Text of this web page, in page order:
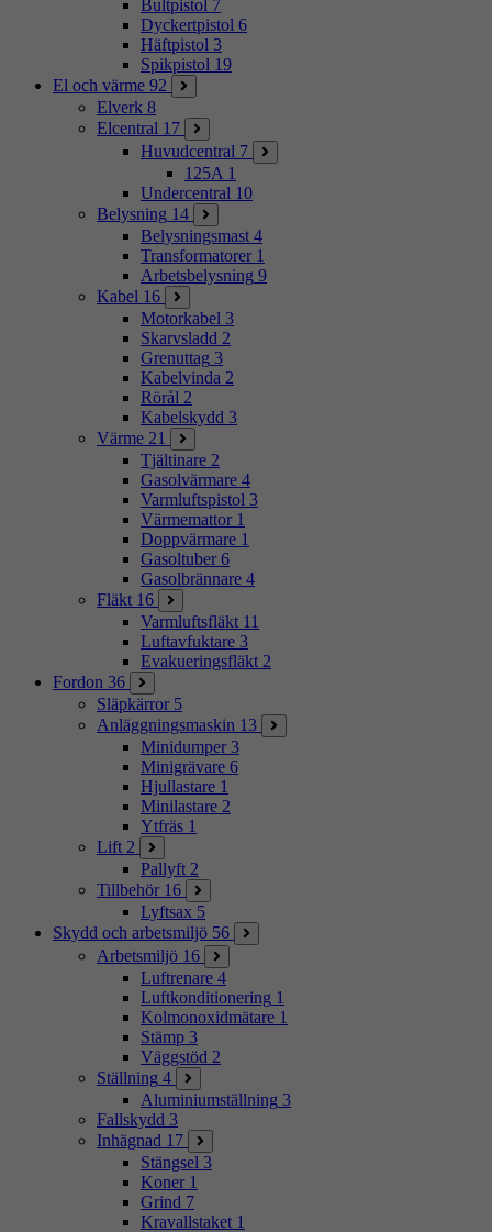
Bultpistol 7
Dyckertpistol 6
Häftpistol 3
Spikpistol 19
El och värme 92
Elverk 8
Elcentral 17
Huvudcentral 7
125A 1
Undercentral 10
Belysning 14
Belysningsmast 4
Transformatorer 1
Arbetsbelysning 9
Kabel 16
Motorkabel 3
Skarvsladd 2
Grenuttag 3
Kabelvinda 2
Rörål 2
Kabelskydd 3
Värme 21
Tjältinare 2
Gasolvärmare 4
Varmluftspistol 3
Värmemattor 1
Doppvärmare 1
Gasoltuber 6
Gasolbrännare 4
Fläkt 16
Varmluftsfläkt 11
Luftavfuktare 3
Evakueringsfläkt 2
Fordon 36
Släpkärror 5
Anläggningsmaskin 13
Minidumper 3
Minigrävare 6
Hjullastare 1
Minilastare 2
Ytfräs 1
Lift 2
Pallyft 2
Tillbehör 16
Lyftsax 5
Skydd och arbetsmiljö 56
Arbetsmiljö 16
Luftrenare 4
Luftkonditionering 1
Kolmonoxidmätare 1
Stämp 3
Väggstöd 2
Ställning 4
Aluminiumställning 3
Fallskydd 3
Inhägnad 17
Stängsel 3
Koner 1
Grind 7
Kravallstaket 1